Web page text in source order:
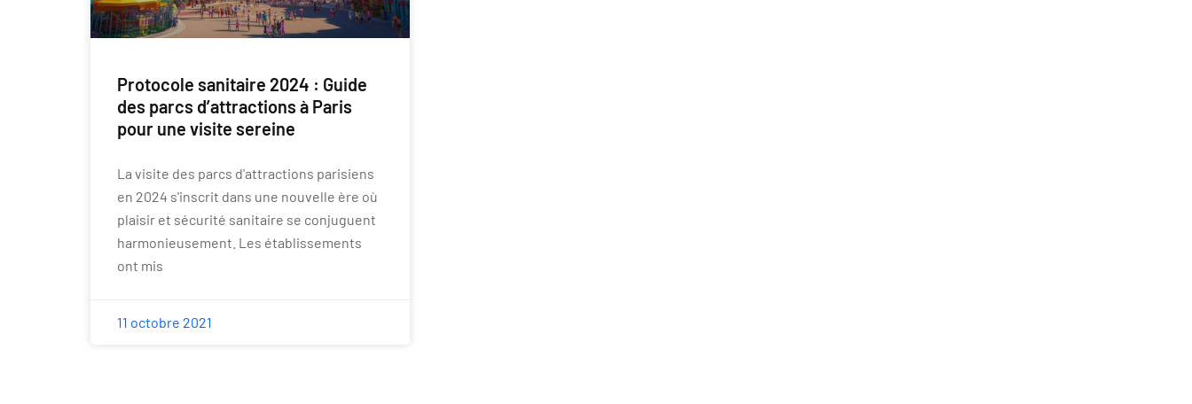
Protocole sanitaire 2024 : Guide
des parcs d’attractions à Paris
pour une visite sereine
La visite des parcs d'attractions parisiens
en 2024 s'inscrit dans une nouvelle ère où
plaisir et sécurité sanitaire se conjuguent
harmonieusement. Les établissements
ont mis
11 octobre 2021